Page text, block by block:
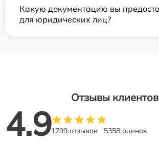
Какую документацию вы
для юридических лиц?
Отзывы клиентов
4.91799 отзывов 5358 оценок